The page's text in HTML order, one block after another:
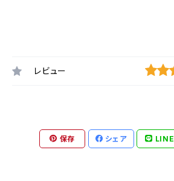
レビュー
保存 シェア LINE